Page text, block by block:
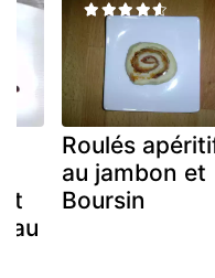
au
Roulés
au jambon et
Boursin